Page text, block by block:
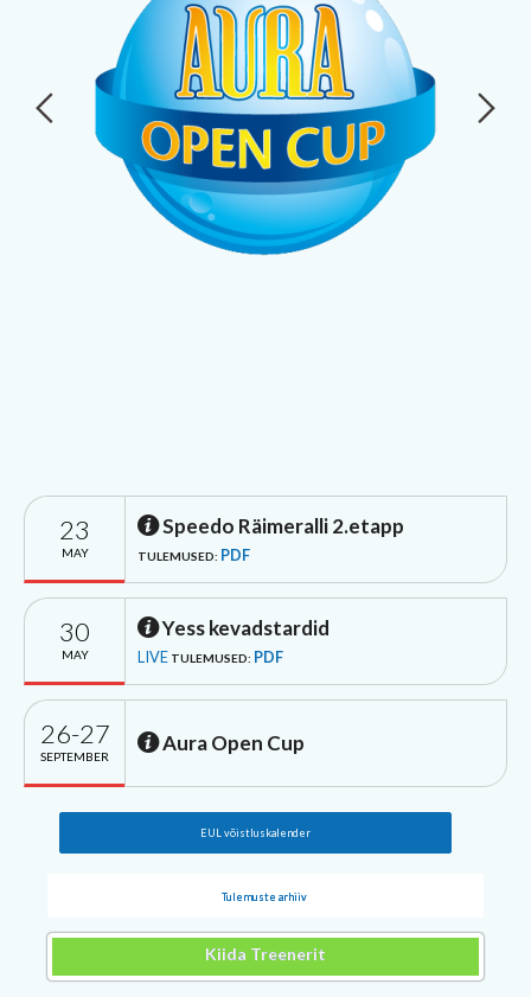
23
MAY
Speedo Räimeralli 2.etapp
TULEMUSED: PDF
30
MAY
Yess kevadstardid
LIVE TULEMUSED: PDF
26-27
SEPTEMBER
Aura Open Cup
EUL võistluskalender
Tulemuste arhiiv
Kiida Treenerit